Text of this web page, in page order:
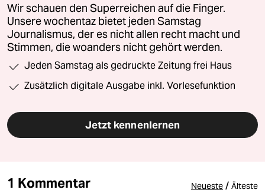
Wir schauen den Superreichen auf die Finger.
Unsere wochentaz bietet jeden Samstag
Journalismus, der es nicht allen recht macht und
Stimmen, die woanders nicht gehört werden.
Jeden Samstag als gedruckte Zeitung frei Haus
Zusätzlich digitale Ausgabe inkl. Vorlesefunktion
Jetzt kennenlernen
1 Kommentar Neueste / Älteste